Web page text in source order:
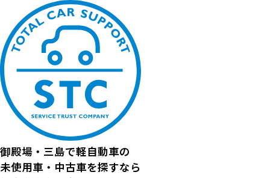
御殿場・三島で軽自動車の
未使用車・中古車を探すなら